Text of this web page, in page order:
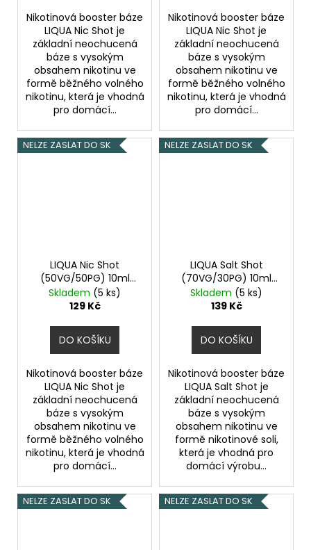
Nikotinová booster báze
LIQUA Nic Shot je
základní neochucená
báze s vysokým
obsahem nikotinu ve
formě běžného volného
nikotinu, která je vhodná
pro domácí...
Nikotinová booster báze
LIQUA Nic Shot je
základní neochucená
báze s vysokým
obsahem nikotinu ve
formě běžného volného
nikotinu, která je vhodná
pro domácí...
NELZE ZASLAT DO SK
LIQUA Nic Shot
(50VG/50PG) 10ml
5mg
Skladem (5 ks)
129 Kč
DO KOŠÍKU
Nikotinová booster báze
LIQUA Nic Shot je
základní neochucená
báze s vysokým
obsahem nikotinu ve
formě běžného volného
nikotinu, která je vhodná
pro domácí...
NELZE ZASLAT DO SK
LIQUA Salt Shot
(70VG/30PG) 10ml
10mg
Skladem (5 ks)
139 Kč
DO KOŠÍKU
Nikotinová booster báze
LIQUA Salt Shot je
základní neochucená
báze s vysokým
obsahem nikotinu ve
formě nikotinové soli,
která je vhodná pro
domácí výrobu...
NELZE ZASLAT DO SK NELZE ZASLAT DO SK